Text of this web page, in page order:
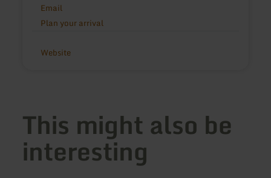
Email
Plan your arrival
Website
This might also be
interesting